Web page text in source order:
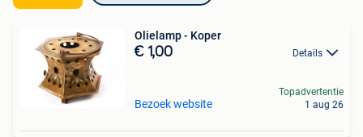
Olielamp - Koper
€ 1,00 Details
Bezoek website
Topadvertentie
1 aug 26